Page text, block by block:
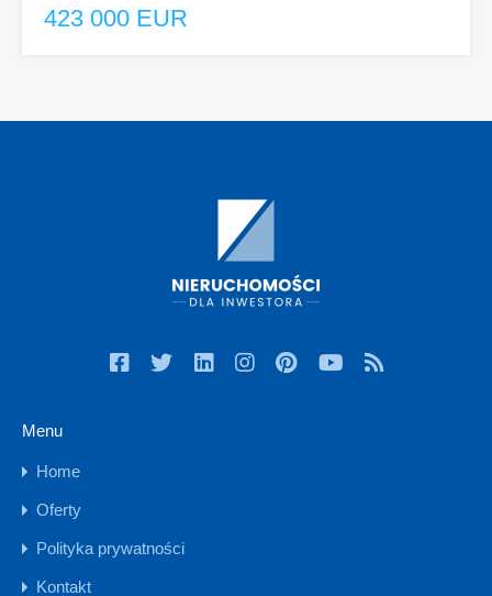
423 000 EUR
Menu
Home
Oferty
Polityka prywatności
Kontakt